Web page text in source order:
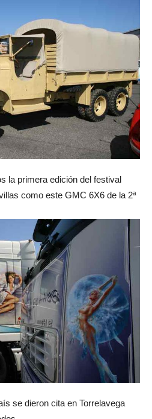
la primera edición del festival
como este GMC 6X6 de la 2ª
se dieron cita en Torrelavega